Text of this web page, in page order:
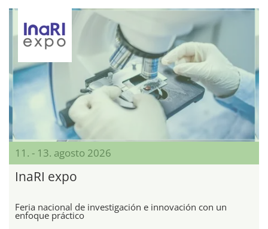
11. - 13. agosto 2026
InaRI expo
Feria nacional de investigación e innovación con un
enfoque práctico